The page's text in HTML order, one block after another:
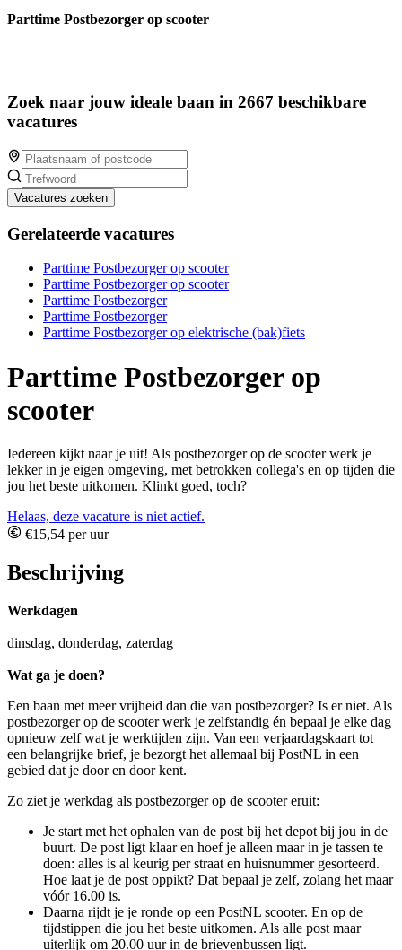
Parttime Postbezorger op scooter
Zoek naar jouw ideale baan in 2667 beschikbare
vacatures
Vacatures zoeken
Gerelateerde vacatures
Parttime Postbezorger op scooter
Parttime Postbezorger op scooter
Parttime Postbezorger
Parttime Postbezorger
Parttime Postbezorger op elektrische (bak)fiets
Parttime Postbezorger op
scooter
Iedereen kijkt naar je uit! Als postbezorger op de scooter werk je
lekker in je eigen omgeving, met betrokken collega's en op tijden die
jou het beste uitkomen. Klinkt goed, toch?
Helaas, deze vacature is niet actief.
€15,54 per uur
Beschrijving
Werkdagen
dinsdag, donderdag, zaterdag
Wat ga je doen?
Een baan met meer vrijheid dan die van postbezorger? Is er niet. Als
postbezorger op de scooter werk je zelfstandig én bepaal je elke dag
opnieuw zelf wat je werktijden zijn. Van een verjaardagskaart tot
een belangrijke brief, je bezorgt het allemaal bij PostNL in een
gebied dat je door en door kent.
Zo ziet je werkdag als postbezorger op de scooter eruit:
Je start met het ophalen van de post bij het depot bij jou in de
buurt. De post ligt klaar en hoef je alleen maar in je tassen te
doen: alles is al keurig per straat en huisnummer gesorteerd.
Hoe laat je de post oppikt? Dat bepaal je zelf, zolang het maar
vóór 16.00 is.
Daarna rijdt je je ronde op een PostNL scooter. En op de
tijdstippen die jou het beste uitkomen. Als alle post maar
uiterlijk om 20.00 uur in de brievenbussen ligt.